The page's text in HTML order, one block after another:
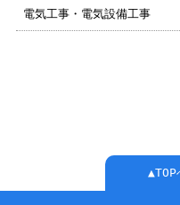
電気工事・電気設備工事
▲TOP